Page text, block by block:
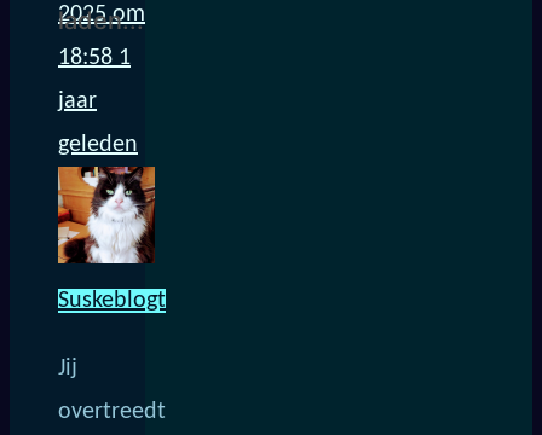
laden...
2025 om
18:58 1
jaar
geleden
Suskeblogt
Jij
overtreedt